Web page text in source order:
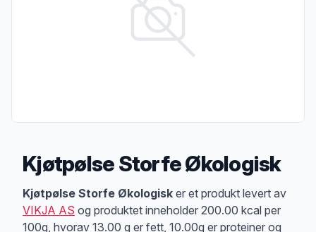
Kjøtpølse Storfe Økologisk
Produktbeskrivelse
Kjøtpølse Storfe Økologisk er et produkt levert av
VIKJA AS og produktet inneholder 200.00 kcal per
100g, hvorav 13.00 g er fett, 10.00g er proteiner og